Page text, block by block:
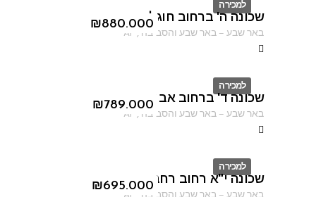
למכירה
ID
₪880.000
שכונה ה' ברחוב חוגלה
באר שבע–באר שבע והסביבה ,
AF
למכירה
ID
₪789.000
שכונה ד' ברחוב אברהם אבינו
באר שבע–באר שבע והסביבה ,
AF
למכירה
ID
₪695.000
שכונה י"א רחוב רחבת הרב קוק